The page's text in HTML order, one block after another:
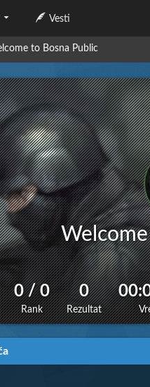
Vesti
to Bosna Public
0 / 0
Rank
0
Rezultat